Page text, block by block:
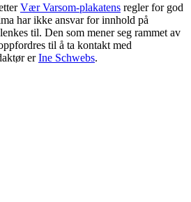
Vær Varsom-plakatens regler for god
har ikke ansvar for innhold på
til. Den som mener seg rammet av
til å ta kontakt med
er Ine Schwebs.